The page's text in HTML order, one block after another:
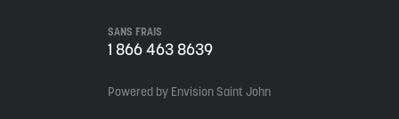
SANS FRAIS
1 866 463 8639
Powered by Envision Saint John